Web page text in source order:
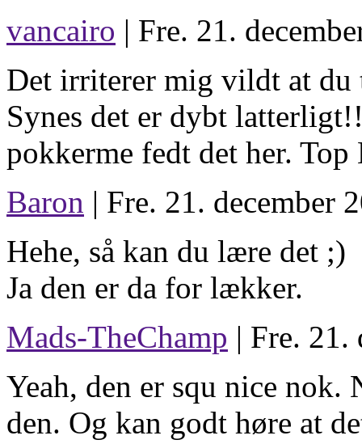
vancairo | Fre. 21.
Det irriterer mig vildt at du
Synes det er dybt
pokkerme fedt det her.
Baron | Fre. 21. december
Hehe, så kan du lære det ;)
Ja den er da for lækker.
Mads-TheChamp | Fre. 21.
Yeah, den er squ nice nok.
den. Og kan godt høre at